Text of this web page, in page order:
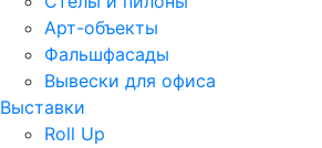
Арт-объекты
Фальшфасады
Вывески для офиса
Выставки
Roll Up